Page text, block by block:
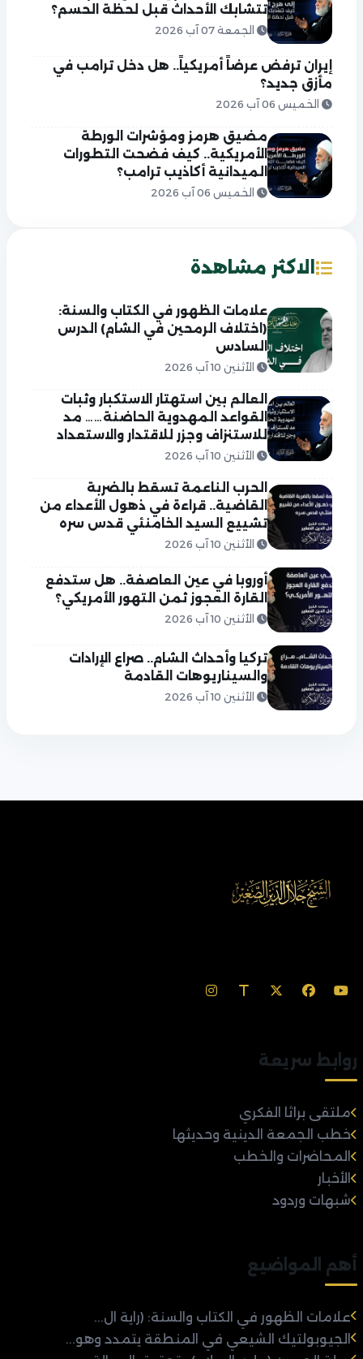
تتشابك الأحداث قبل لحظة الحسم؟
الجمعة 07 آب 2026
إيران ترفض عرضاً أمريكياً.. هل دخل ترامب في
مأزق جديد؟
الخميس 06 آب 2026
مضيق هرمز ومؤشرات الورطة
الأمريكية.. كيف فضحت التطورات
الميدانية أكاذيب ترامب؟
الخميس 06 آب 2026
الاكثر مشاهدة
علامات الظهور في الكتاب والسنة:
(اختلاف الرمحين في الشام) الدرس
السادس
الأثنين 10 آب 2026
العالم بين استهتار الاستكبار وثبات
القواعد المهدوية الحاضنة…… مد
للاستنزاف وجزر للاقتدار والاستعداد
الأثنين 10 آب 2026
الحرب الناعمة تسقط بالضربة
القاضية.. قراءة في ذهول الأعداء من
تشييع السيد الخامنئي قدس سره
الأثنين 10 آب 2026
أوروبا في عين العاصفة.. هل ستدفع
القارة العجوز ثمن التهور الأمريكي؟
الأثنين 10 آب 2026
تركيا وأحداث الشام.. صراع الإرادات
والسيناريوهات القادمة
الأثنين 10 آب 2026
روابط سريعة
ملتقى براثا الفكري
خطب الجمعة الدينية وحديثها
المحاضرات والخطب
الأخبار
شبهات وردود
أهم المواضيع
علامات الظهور في الكتاب والسنة: (راية ال...
الجيوبولتيك الشيعي في المنطقة يتمدد وهو...